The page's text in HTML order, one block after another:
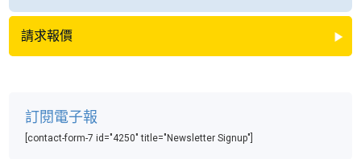
請求報價
訂閱電子報
[contact-form-7 id="4250" title="Newsletter Signup"]